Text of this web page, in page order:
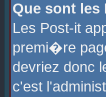
Que sont les
Les Post-it
premi�re
devriez donc
c'est